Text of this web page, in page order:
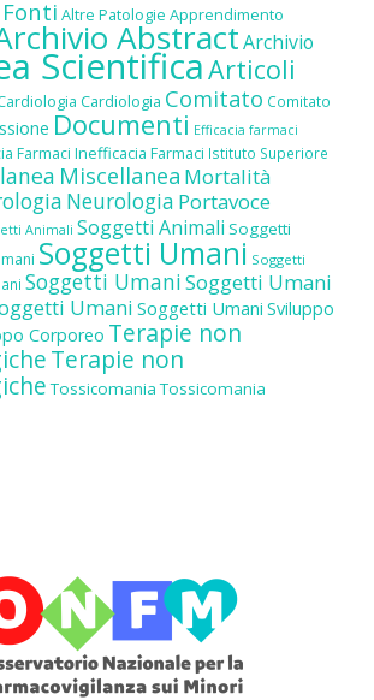
Altre Patologie Apprendimento
AbstractArchivio
ScientificaArticoli
Cardiologia Comitato Comitato
Documenti Efficacia farmaci
Farmaci Inefficacia Farmaci Istituto Superiore
Miscellanea Mortalità
Neurologia Portavoce
Animali Soggetti Animali Soggetti
Soggetti Umani Soggetti
Soggetti UmaniSoggetti Umani
Umani Soggetti Umani Sviluppo
Corporeo Terapie non
Terapie non
Tossicomania Tossicomania